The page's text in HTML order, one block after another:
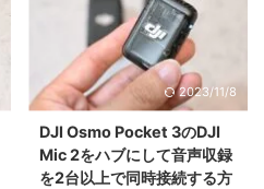
にする外部マイク「Sennheiser
のMKE400-ii」を購入した。
2022年の1月に発売されており、
発売してから2年経過しています
が、YouTubeなどのSNSでも高く
ターに使われているMK400iiで、
テレビや映画などの収録用マイク
として長年愛されているMKH416
2023/11/8
DJI Osmo Pocket 3のDJI
Mic 2をハブにして音声収録
を2台以上で同時接続する方